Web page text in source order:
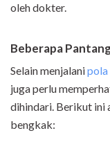
oleh dokter.
Beberapa
Selain menjalanipola
juga perlu
dihindari. Berikut ini
bengkak: